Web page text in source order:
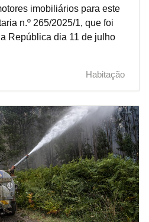
imobiliários para este
n.º 265/2025/1, que foi
República dia 11 de julho
Habitação